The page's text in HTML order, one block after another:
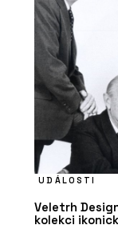
UDÁLOSTI
Veletrh
kolekci